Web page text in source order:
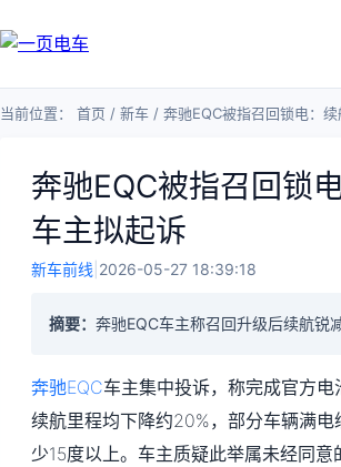
当前位置： 首页 / 新车 / 奔驰EQC被指召回锁电：
奔驰EQC被指召回锁
车主拟起诉
新车前线 2026-05-27 18:39:18
摘要： 奔驰EQC车主称召回升级后续航锐
奔驰EQC车主集中投诉，称完成官方
续航里程均下降约20%，部分车辆满
少15度以上。车主质疑此举属未经同